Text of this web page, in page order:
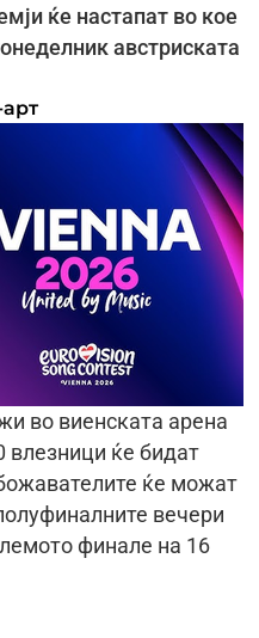
ќе настапат во кое
австриската
арт
во виенската арена
влезници ќе бидат
ќе можат
вечери
финале на 16